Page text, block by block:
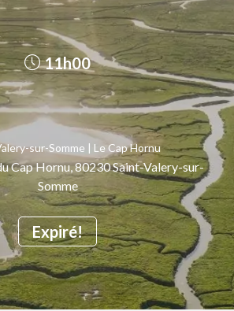
Expiré!
11h00
sur-Somme | Le Cap Hornu
Cap Hornu, 80230 Saint-Valery-sur-
Somme